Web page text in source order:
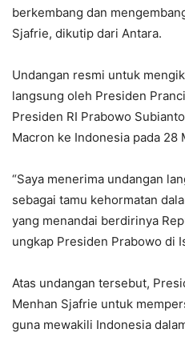
berkembang dan
Sjafrie, dikutip dari Antara.
Undangan resmi untuk
langsung oleh Presiden
Presiden RI Prabowo
Macron ke Indonesia pada 28
“Saya menerima undangan
sebagai tamu kehormatan
yang menandai berdirinya
ungkap Presiden Prabowo di
Atas undangan tersebut,
Menhan Sjafrie untuk
guna mewakili Indonesia